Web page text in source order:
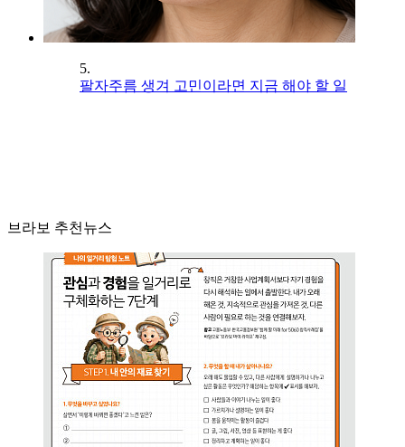
5.
팔자주름 생겨 고민이라면 지금 해야 할 일
브라보 추천뉴스